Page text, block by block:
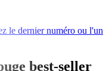
le dernier numéro ou l'un
best-seller